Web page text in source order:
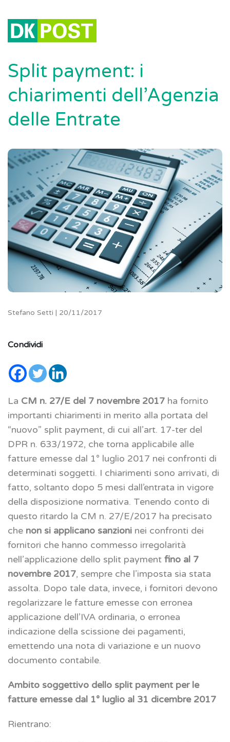
Split payment: i
chiarimenti dell’Agenzia
delle Entrate
Stefano Setti | 20/11/2017
Condividi
La CM n. 27/E del 7 novembre 2017 ha fornito
importanti chiarimenti in merito alla portata del
“nuovo” split payment, di cui all’art. 17-ter del
DPR n. 633/1972, che torna applicabile alle
fatture emesse dal 1° luglio 2017 nei confronti di
determinati soggetti. I chiarimenti sono arrivati, di
fatto, soltanto dopo 5 mesi dall’entrata in vigore
della disposizione normativa. Tenendo conto di
questo ritardo la CM n. 27/E/2017 ha precisato
che non si applicano sanzioni nei confronti dei
fornitori che hanno commesso irregolarità
nell’applicazione dello split payment fino al 7
novembre 2017, sempre che l’imposta sia stata
assolta. Dopo tale data, invece, i fornitori devono
regolarizzare le fatture emesse con erronea
applicazione dell’IVA ordinaria, o erronea
indicazione della scissione dei pagamenti,
emettendo una nota di variazione e un nuovo
documento contabile.
Ambito soggettivo dello split payment per le
fatture emesse dal 1° luglio al 31 dicembre 2017
Rientrano: